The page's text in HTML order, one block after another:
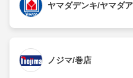
ヤマダデンキ/ヤマダ
ノジマ/巻店